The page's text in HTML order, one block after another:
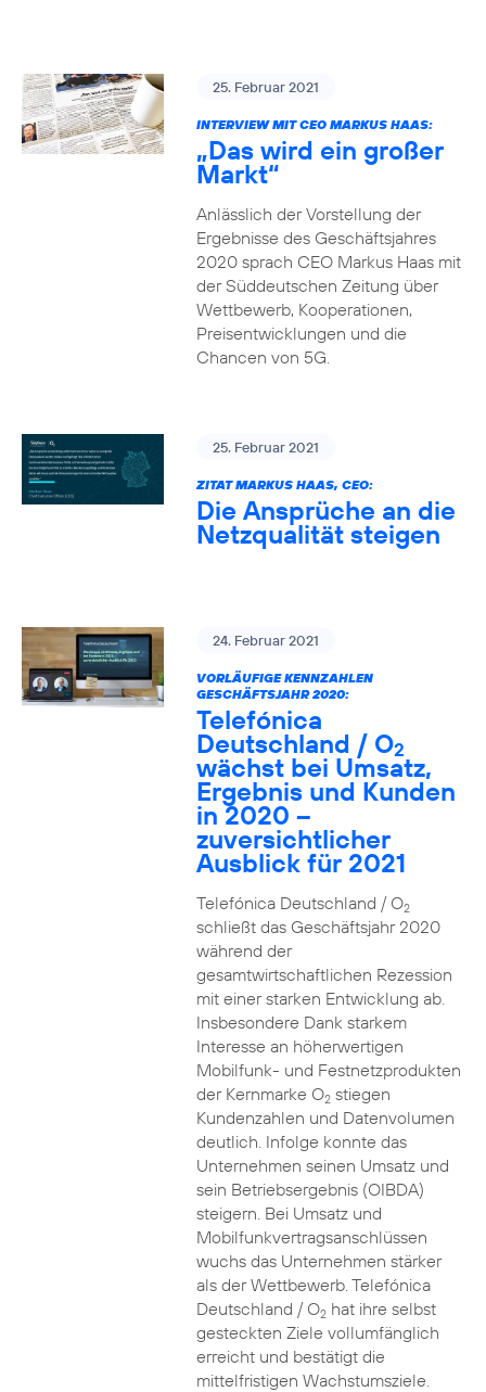
25. Februar 2021
INTERVIEW MIT CEO MARKUS HAAS:
„Das wird ein großer
Markt“
Anlässlich der Vorstellung der
Ergebnisse des Geschäftsjahres
2020 sprach CEO Markus Haas mit
der Süddeutschen Zeitung über
Wettbewerb, Kooperationen,
Preisentwicklungen und die
Chancen von 5G.
25. Februar 2021
ZITAT MARKUS HAAS, CEO:
Die Ansprüche an die
Netzqualität steigen
24. Februar 2021
VORLÄUFIGE KENNZAHLEN
GESCHÄFTSJAHR 2020:
Telefónica
Deutschland / O2
wächst bei Umsatz,
Ergebnis und Kunden
in 2020 –
zuversichtlicher
Ausblick für 2021
Telefónica Deutschland / O2
schließt das Geschäftsjahr 2020
während der
gesamtwirtschaftlichen Rezession
mit einer starken Entwicklung ab.
Insbesondere Dank starkem
Interesse an höherwertigen
Mobilfunk- und Festnetzprodukten
der Kernmarke O2stiegen
Kundenzahlen und Datenvolumen
deutlich. Infolge konnte das
Unternehmen seinen Umsatz und
sein Betriebsergebnis (OIBDA)
steigern. Bei Umsatz und
Mobilfunkvertragsanschlüssen
wuchs das Unternehmen stärker
als der Wettbewerb. Telefónica
Deutschland / O2hat ihre selbst
gesteckten Ziele vollumfänglich
erreicht und bestätigt die
mittelfristigen Wachstumsziele.